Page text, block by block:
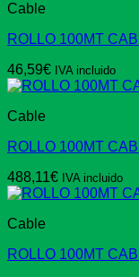
Cable
ROLLO 100MT
46,59€ IVA incluido
Cable
ROLLO 100MT
488,11€ IVA incluido
Cable
ROLLO 100MT